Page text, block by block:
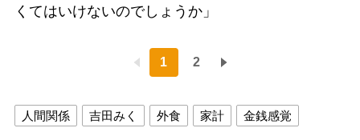
くてはいけないのでしょうか」
1 2
人間関係 吉田みく 外食 家計 金銭感覚